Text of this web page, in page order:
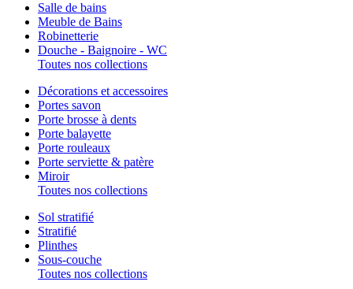
Salle de bains
Meuble de Bains
Robinetterie
Douche - Baignoire - WC
Toutes nos collections
Décorations et accessoires
Portes savon
Porte brosse à dents
Porte balayette
Porte rouleaux
Porte serviette & patère
Miroir
Toutes nos collections
Sol stratifié
Stratifié
Plinthes
Sous-couche
Toutes nos collections